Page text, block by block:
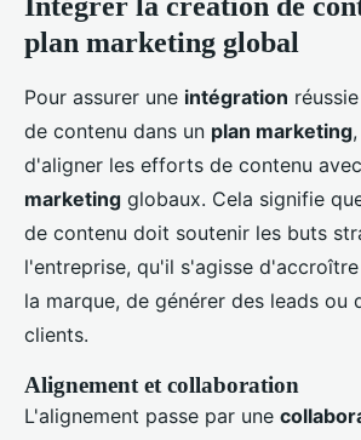
plan marketing global
Pour assurer une intégration
de contenu dans un plan marketing
d'aligner les efforts de contenu
marketing globaux. Cela signifie
de contenu doit soutenir les buts
l'entreprise, qu'il s'agisse
la marque, de générer des leads ou
clients.
Alignement et collaboration
L'alignement passe par une